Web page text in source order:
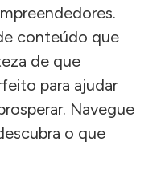
conteúdo que
de que
para ajudar
Navegue
o que